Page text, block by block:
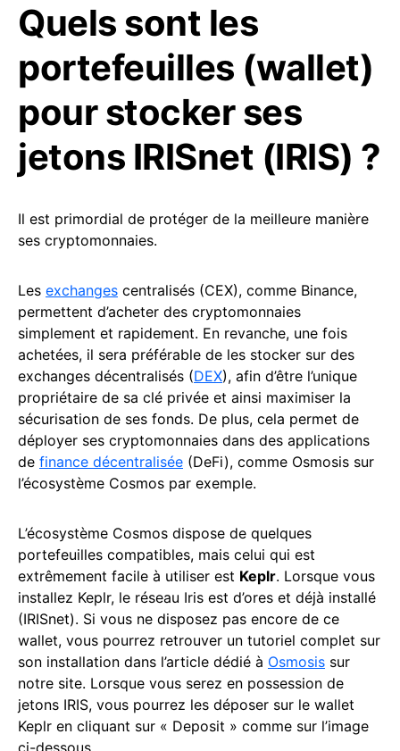
Quels sont les
portefeuilles (wallet)
pour stocker ses
jetons IRISnet (IRIS) ?
Il est primordial de protéger de la meilleure manière
ses cryptomonnaies.
Les exchanges centralisés (CEX), comme Binance,
permettent d’acheter des cryptomonnaies
simplement et rapidement. En revanche, une fois
achetées, il sera préférable de les stocker sur des
exchanges décentralisés (DEX), afin d’être l’unique
propriétaire de sa clé privée et ainsi maximiser la
sécurisation de ses fonds. De plus, cela permet de
déployer ses cryptomonnaies dans des applications
de finance décentralisée (DeFi), comme Osmosis sur
l’écosystème Cosmos par exemple.
L’écosystème Cosmos dispose de quelques
portefeuilles compatibles, mais celui qui est
extrêmement facile à utiliser est Keplr. Lorsque vous
installez Keplr, le réseau Iris est d’ores et déjà installé
(IRISnet). Si vous ne disposez pas encore de ce
wallet, vous pourrez retrouver un tutoriel complet sur
son installation dans l’article dédié à Osmosis sur
notre site. Lorsque vous serez en possession de
jetons IRIS, vous pourrez les déposer sur le wallet
Keplr en cliquant sur « Deposit » comme sur l’image
ci-dessous.